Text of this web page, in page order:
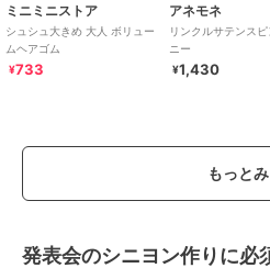
ミニミニストア
シュシュ大きめ 大人 ボリュー
ムヘアゴム
¥733
アネモネ
リンクルサテンス
ニー
¥1,430
もっと
発表会のシニヨン作りに必